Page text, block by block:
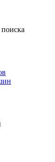
поиска